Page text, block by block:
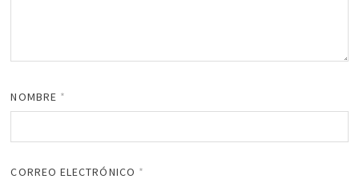
NOMBRE *
CORREO ELECTRÓNICO *